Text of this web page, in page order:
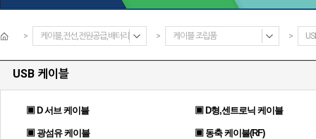
> 케이블,전선,전원공급,배터리 > 케이블 조립품 >
USB 케이블
▣ D 서브 케이블 ▣ D형,센트로닉 케이블
▣ 광섬유 케이블 ▣ 동축 케이블(RF)